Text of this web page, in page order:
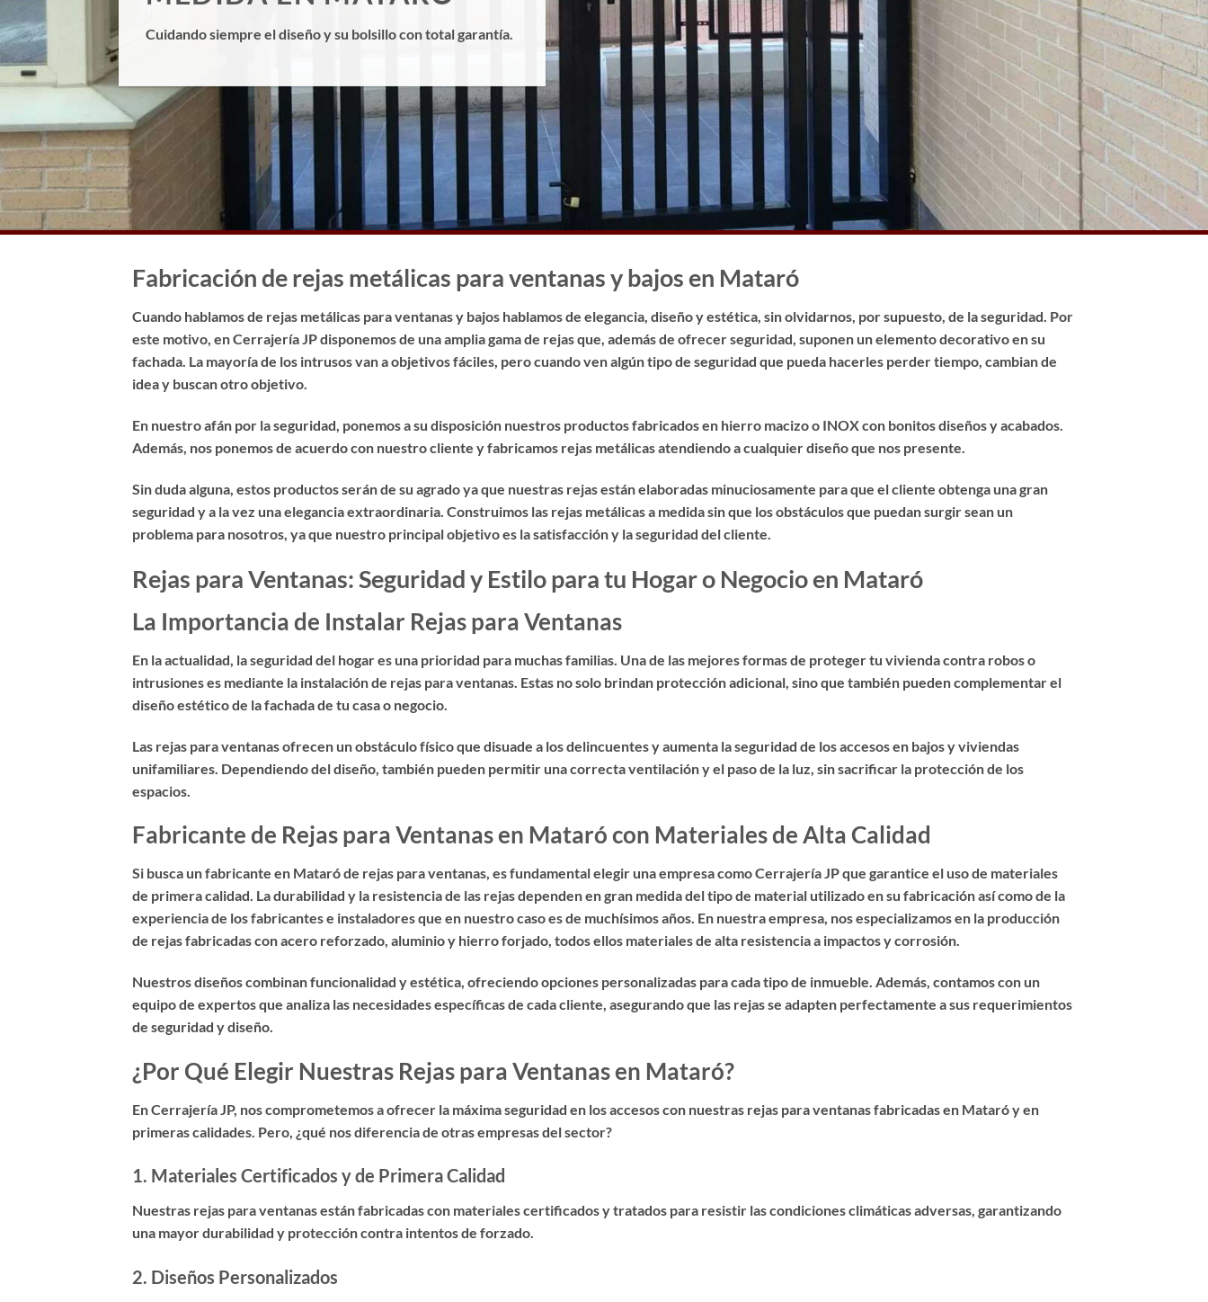
Cuidando siempre el diseño y su bolsillo con total garantía.
Fabricación de rejas metálicas para ventanas y bajos en Mataró
Cuando hablamos de rejas metálicas para ventanas y bajos hablamos de elegancia, diseño y estética, sin olvidarnos, por supuesto, de la seguridad. Por
este motivo, en Cerrajería JP disponemos de una amplia gama de rejas que, además de ofrecer seguridad, suponen un elemento decorativo en su
fachada. La mayoría de los intrusos van a objetivos fáciles, pero cuando ven algún tipo de seguridad que pueda hacerles perder tiempo, cambian de
idea y buscan otro objetivo.
En nuestro afán por la seguridad, ponemos a su disposición nuestros productos fabricados en hierro macizo o INOX con bonitos diseños y acabados.
Además, nos ponemos de acuerdo con nuestro cliente y fabricamos rejas metálicas atendiendo a cualquier diseño que nos presente.
Sin duda alguna, estos productos serán de su agrado ya que nuestras rejas están elaboradas minuciosamente para que el cliente obtenga una gran
seguridad y a la vez una elegancia extraordinaria. Construimos las rejas metálicas a medida sin que los obstáculos que puedan surgir sean un
problema para nosotros, ya que nuestro principal objetivo es la satisfacción y la seguridad del cliente.
Rejas para Ventanas: Seguridad y Estilo para tu Hogar o Negocio en Mataró
La Importancia de Instalar Rejas para Ventanas
En la actualidad, la seguridad del hogar es una prioridad para muchas familias. Una de las mejores formas de proteger tu vivienda contra robos o
intrusiones es mediante la instalación de rejas para ventanas. Estas no solo brindan protección adicional, sino que también pueden complementar el
diseño estético de la fachada de tu casa o negocio.
Las rejas para ventanas ofrecen un obstáculo físico que disuade a los delincuentes y aumenta la seguridad de los accesos en bajos y viviendas
unifamiliares. Dependiendo del diseño, también pueden permitir una correcta ventilación y el paso de la luz, sin sacrificar la protección de los
espacios.
Fabricante de Rejas para Ventanas en Mataró con Materiales de Alta Calidad
Si busca unfabricante en Mataró de rejas para ventanas, es fundamental elegir una empresa como Cerrajería JP que garantice el uso de materiales
de primera calidad. La durabilidad y la resistencia de las rejas dependen en gran medida del tipo de material utilizado en su fabricación así como de la
experiencia de los fabricantes e instaladores que en nuestro caso es de muchísimos años. En nuestra empresa, nos especializamos en la producción
de rejas fabricadas con acero reforzado, aluminio y hierro forjado, todos ellos materiales de alta resistencia a impactos y corrosión.
Nuestros diseños combinan funcionalidad y estética, ofreciendo opciones personalizadas para cada tipo de inmueble. Además, contamos con un
equipo de expertos que analiza las necesidades específicas de cada cliente, asegurando que las rejas se adapten perfectamente a sus requerimientos
de seguridad y diseño.
¿Por Qué Elegir Nuestras Rejas para Ventanas en Mataró?
En Cerrajería JP, nos comprometemos a ofrecer la máxima seguridad en los accesos con nuestras rejas para ventanas fabricadas en Mataró y en
primeras calidades . Pero, ¿qué nos diferencia de otras empresas del sector?
1. Materiales Certificados y de Primera Calidad
Nuestras rejas para ventanas están fabricadas con materiales certificados y tratados para resistir las condiciones climáticas adversas, garantizando
una mayor durabilidad y protección contra intentos de forzado.
2. Diseños Personalizados